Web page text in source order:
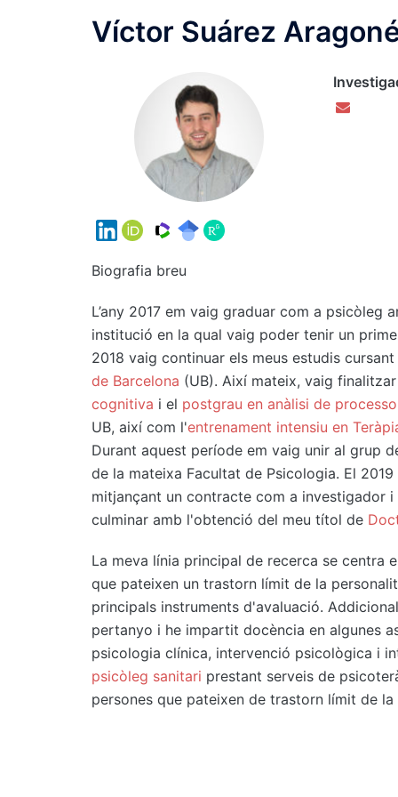
Víctor Suárez
Biografia breu
L’any 2017 em vaig graduar com a psicòleg
institució en la qual vaig poder tenir un
2018 vaig continuar els meus estudis
de Barcelona (UB). Així mateix, vaig
cognitiva i el postgrau en anàlisi de
UB, així com l'entrenament intensiu en
Durant aquest període em vaig unir al grup
de la mateixa Facultat de Psicologia. El
mitjançant un contracte com a investigador
culminar amb l'obtenció del meu títol de
La meva línia principal de recerca se centra
que pateixen un trastorn límit de la
principals instruments d'avaluació.
pertanyo i he impartit docència en algunes
psicologia clínica, intervenció psicològica i
psicòleg sanitari prestant serveis de
persones que pateixen de trastorn límit de